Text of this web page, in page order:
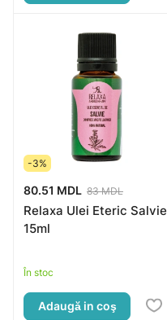
-3%
80.51 MDL 83 MDL
Relaxa Ulei Eteric Salvie
15ml
În stoc
Adaugă in coş